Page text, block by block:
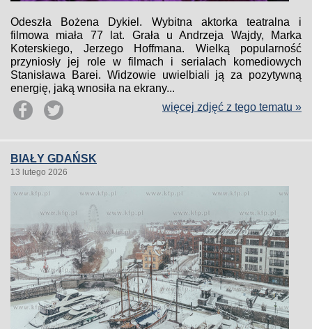
Odeszła Bożena Dykiel. Wybitna aktorka teatralna i
filmowa miała 77 lat. Grała u Andrzeja Wajdy, Marka
Koterskiego, Jerzego Hoffmana. Wielką popularność
przyniosły jej role w filmach i serialach komediowych
Stanisława Barei. Widzowie uwielbiali ją za pozytywną
energię, jaką wnosiła na ekrany...
więcej zdjęć z tego tematu »
BIAŁY GDAŃSK
13 lutego 2026